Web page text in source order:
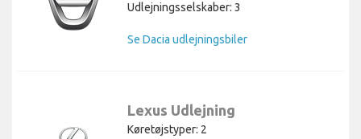
Udlejningsselskaber: 3
Se Dacia udlejningsbiler
Lexus Udlejning
Køretøjstyper: 2